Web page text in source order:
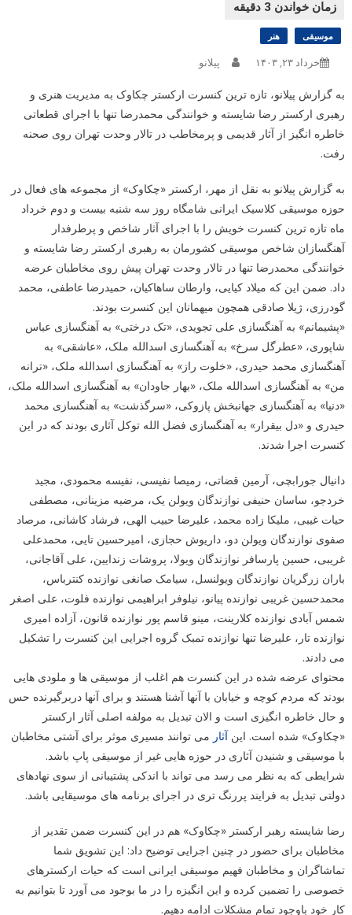
موسیقی هنر
خرداد ۲۳, ۱۴۰۳ پیلانو
به گزارش پیلانو، تازه ترین کنسرت ارکستر چکاوک به مدیریت هنری و
رهبری ارکستر رضا شایسته و خوانندگی محمدرضا تنها با اجرای قطعاتی
خاطره انگیز از آثار قدیمی و پرمخاطب در تالار وحدت تهران روی صحنه
رفت.
به گزارش پیلانو به نقل از مهر، ارکستر «چکاوک» از مجموعه های فعال در
حوزه موسیقی کلاسیک ایرانی شامگاه روز سه شنبه بیست و دوم خرداد
ماه تازه ترین کنسرت خویش را با اجرای آثار شاخص و پرطرفدار
آهنگسازان شاخص موسیقی کشورمان به رهبری ارکستر رضا شایسته و
خوانندگی محمدرضا تنها در تالار وحدت تهران پیش روی مخاطبان عرضه
داد. ضمن این که میلاد کیایی، وارطان ساهاکیان، حمیدرضا عاطفی، محمد
گودرزی، ژیلا صادقی همچون میهمانان این کنسرت بودند.
«پشیمانم» به آهنگسازی علی تجویدی، «تک درختی» به آهنگسازی عباس
شاپوری، «عطرگل سرخ» به آهنگسازی اسدالله ملک، «عاشقی» به
آهنگسازی محمد حیدری، «خلوت راز» به آهنگسازی اسدالله ملک، «ترانه
من» به آهنگسازی اسدالله ملک، «بهار جاودان» به آهنگسازی اسدالله ملک،
«دنیا» به آهنگسازی جهانبخش پازوکی، «سرگذشت» به آهنگسازی محمد
حیدری و «دل بیقرار» به آهنگسازی فضل الله توکل آثاری بودند که در این
کنسرت اجرا شدند.
دانیال جورابچی، آرمین قضاتی، رمیصا نفیسی، نفیسه محمودی، مجید
خردجو، ساسان حنیفی نوازندگان ویولن یک، مرضیه مزینانی، مصطفی
حیات غیبی، ملیکا زاده محمد، علیرضا حبیب الهی، فرشاد کاشانی، مرصاد
صفوی نوازندگان ویولن دو، داریوش حجازی، امیرحسین تایی، محمدعلی
غریبی، حسین پارسافر نوازندگان ویولا، پروشات زندایین، علی آقاجانی،
باران زرگریان نوازندگان ویولنسل، سیامک صانغی نوازنده کنترباس،
محمدحسین غریبی نوازنده پیانو، نیلوفر ابراهیمی نوازنده فلوت، علی اصغر
شمس آبادی نوازنده کلارینت، مینو قاسم پور نوازنده قانون، آزاده امیری
نوازنده تار، علیرضا تنها نوازنده تمبک گروه اجرایی این کنسرت را تشکیل
می دادند.
محتوای عرضه شده در این کنسرت هم اغلب از موسیقی ها و ملودی هایی
بودند که مردم کوچه و خیابان با آنها آشنا هستند و برای آنها دربرگیرنده حس
و حال خاطره انگیزی است و الان تبدیل به مولفه اصلی آثار ارکستر
«چکاوک» شده است. این آثار می توانند مسیری موثر برای آشتی مخاطبان
با موسیقی و شنیدن آثاری در حوزه هایی غیر از موسیقی پاپ باشد.
شرایطی که به نظر می رسد می تواند با اندکی پشتیبانی از سوی نهادهای
دولتی تبدیل به فرایند پررنگ تری در اجرای برنامه های موسیقایی باشد.
رضا شایسته رهبر ارکستر «چکاوک» هم در این کنسرت ضمن تقدیر از
مخاطبان برای حضور در چنین اجرایی توضیح داد: این تشویق شما
تماشاگران و مخاطبان فهیم موسیقی ایرانی است که حیات ارکسترهای
خصوصی را تضمین کرده و این انگیزه را در ما بوجود می آورد تا بتوانیم به
کار خود باوجود تمام مشکلات ادامه دهیم.